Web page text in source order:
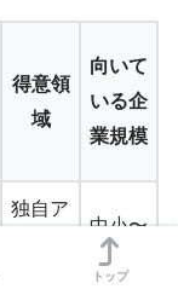
得意領
域
向いて
いる企
業規模
独自ア
中小〜
大企業
トップ